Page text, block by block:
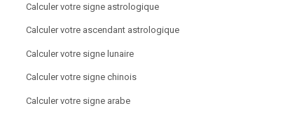
Calculer votre signe astrologique
Calculer votre ascendant astrologique
Calculer votre signe lunaire
Calculer votre signe chinois
Calculer votre signe arabe